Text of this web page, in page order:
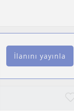
İlanını yayınla